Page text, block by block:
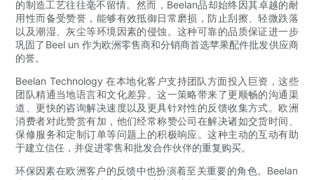
的制造工艺往往毫不留情。然而，Beelan品却始终因其卓越的耐
用性而备受赞誉，能够有效抵御日常磨损，防止刮擦、轻微跌落
以及潮湿、灰尘等环境因素的侵蚀。这种可靠的品质保证进一步
巩固了Beel un 作为欧洲零售商和分销商首选苹果配件批发供应商
的誉。
Beelan Technology 在本地化客户支持团队方面投入巨资，这些
团队精通当地语言和文化差异。这一策略带来了更顺畅的沟通渠
道、更快的咨询解决速度以及更具针对性的反馈收集方式。欧洲
消费者对此赞赏有加，他们经常称赞公司在解决诸如交货时间、
保修服务和定制订单等问题上的积极响应。这种主动的互动有助
于建立信任，并促进零售和批发合作伙伴的重复购买。
环保因素在欧洲客户的反馈中也扮演着至关重要的角色。Beelan